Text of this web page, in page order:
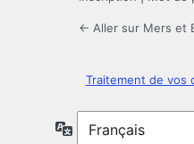
← Aller sur Mers et
Traitement de vos
Langue